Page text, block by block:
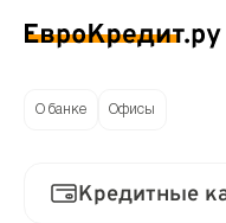
О банке Офисы
Кредитные